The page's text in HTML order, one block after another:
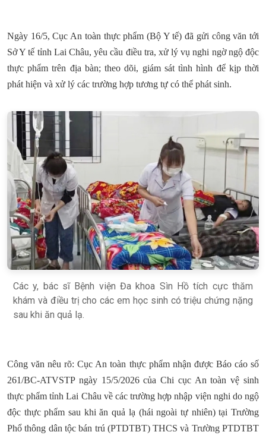
Ngày 16/5, Cục An toàn thực phẩm (Bộ Y tế) đã gửi công văn tới
Sở Y tế tỉnh Lai Châu, yêu cầu điều tra, xử lý vụ nghi ngờ ngộ độc
thực phẩm trên địa bàn; theo dõi, giám sát tình hình để kịp thời
phát hiện và xử lý các trường hợp tương tự có thể phát sinh.
Các y, bác sĩ Bệnh viện Đa khoa Sìn Hồ tích cực thăm
khám và điều trị cho các em học sinh có triệu chứng nặng
sau khi ăn quả lạ.
Công văn nêu rõ: Cục An toàn thực phẩm nhận được Báo cáo số
261/BC-ATVSTP ngày 15/5/2026 của Chi cục An toàn vệ sinh
thực phẩm tỉnh Lai Châu về các trường hợp nhập viện nghi do ngộ
độc thực phẩm sau khi ăn quả lạ (hái ngoài tự nhiên) tại Trường
Phổ thông dân tộc bán trú (PTDTBT) THCS và Trường PTDTBT